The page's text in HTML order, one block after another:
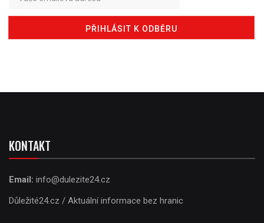
KONTAKT
Email: info@dulezite24.cz
Důležité24.cz / Aktuální informace bez hranic